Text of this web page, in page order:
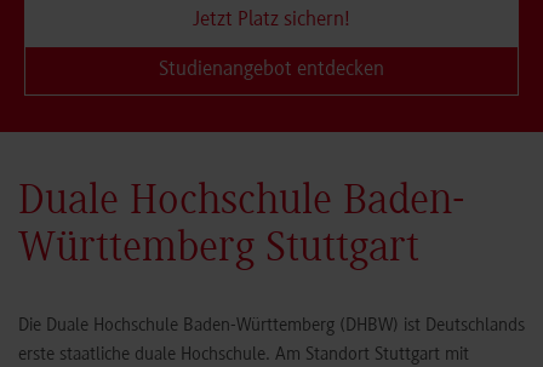
Jetzt Platz sichern!
Studienangebot entdecken
Duale Hochschule Baden-
Württemberg Stuttgart
Die Duale Hochschule Baden-Württemberg (DHBW) ist Deutschlands
erste staatliche duale Hochschule. Am Standort Stuttgart mit